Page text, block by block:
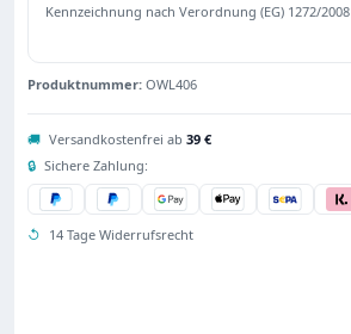
Kennzeichnung nach Verordnung (EG) 1272/2008
Produktnummer: OWL406
🚚 Versandkostenfrei ab 39 €
🔒 Sichere Zahlung:
↺ 14 Tage Widerrufsrecht